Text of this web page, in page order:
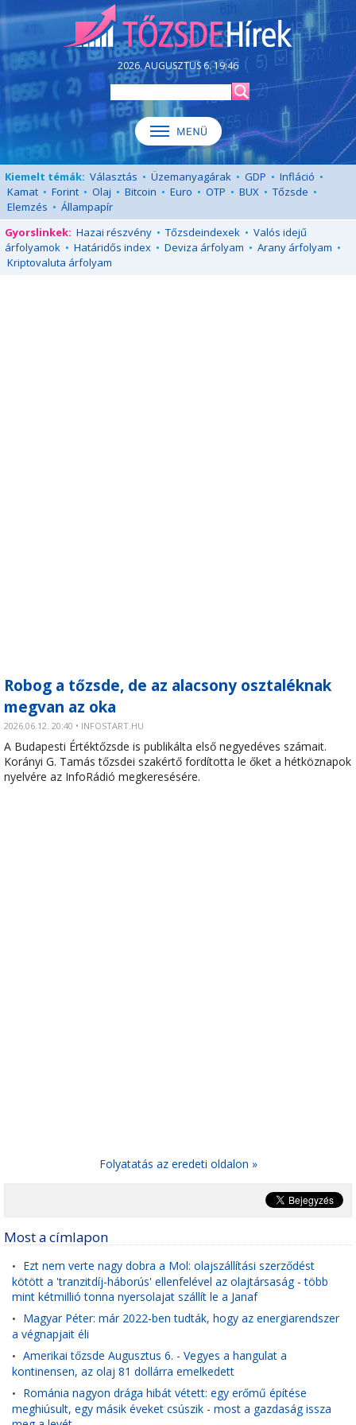
2026. AUGUSZTUS 6. 19:46
Kiemelt témák: Választás • Üzemanyagárak • GDP • Infláció •
Kamat • Forint • Olaj • Bitcoin • Euro • OTP • BUX • Tőzsde •
Elemzés • Állampapír
Gyorslinkek: Hazai részvény • Tőzsdeindexek • Valós idejű
árfolyamok • Határidős index • Deviza árfolyam • Arany árfolyam •
Kriptovaluta árfolyam
Robog a tőzsde, de az alacsony osztaléknak
megvan az oka
2026.06.12. 20:40 • INFOSTART.HU
A Budapesti Értéktőzsde is publikálta első negyedéves számait.
Korányi G. Tamás tőzsdei szakértő fordította le őket a hétköznapok
nyelvére az InfoRádió megkeresésére.
Folyatatás az eredeti oldalon »
Most a címlapon
• Ezt nem verte nagy dobra a Mol: olajszállítási szerződést
kötött a 'tranzitdíj-háborús' ellenfelével az olajtársaság - több
mint kétmillió tonna nyersolajat szállít le a Janaf
• Magyar Péter: már 2022-ben tudták, hogy az energiarendszer
a végnapjait éli
• Amerikai tőzsde Augusztus 6. - Vegyes a hangulat a
kontinensen, az olaj 81 dollárra emelkedett
• Románia nagyon drága hibát vétett: egy erőmű építése
meghiúsult, egy másik éveket csúszik - most a gazdaság issza